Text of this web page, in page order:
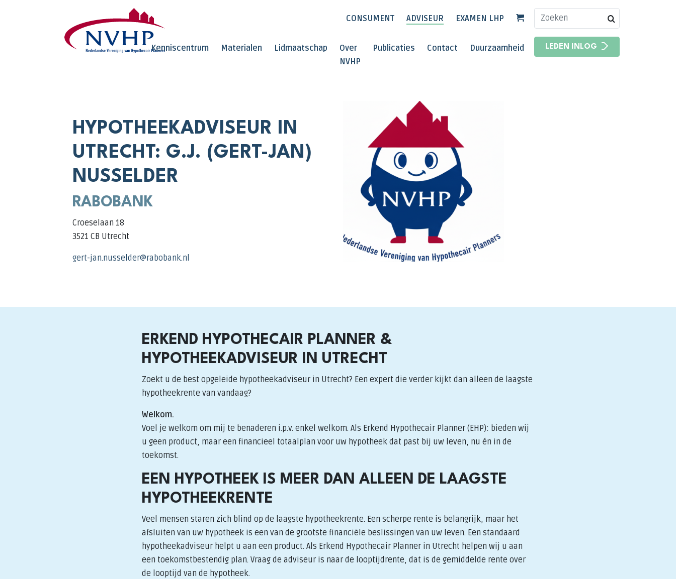
HOOFDNAVIGATIE
CONSUMENT ADVISEUR EXAMEN LHP
Kenniscentrum Materialen Lidmaatschap
Over
NVHP
Publicaties Contact Duurzaamheid LEDEN INLOG
HYPOTHEEKADVISEUR IN
UTRECHT: G.J. (GERT-JAN)
NUSSELDER
RABOBANK
Croeselaan 18
3521 CB Utrecht
gert-jan.nusselder@rabobank.nl
ERKEND HYPOTHECAIR PLANNER &
HYPOTHEEKADVISEUR IN UTRECHT
Zoekt u de best opgeleide hypotheekadviseur in Utrecht? Een expert die verder kijkt dan alleen de laagste
hypotheekrente van vandaag?
Welkom.
Voel je welkom om mij te benaderen i.p.v. enkel welkom. Als Erkend Hypothecair Planner (EHP): bieden wij
u geen product, maar een financieel totaalplan voor uw hypotheek dat past bij uw leven, nu én in de
toekomst.
EEN HYPOTHEEK IS MEER DAN ALLEEN DE LAAGSTE
HYPOTHEEKRENTE
Veel mensen staren zich blind op de laagste hypotheekrente. Een scherpe rente is belangrijk, maar het
afsluiten van uw hypotheek is een van de grootste financiële beslissingen van uw leven. Een standaard
hypotheekadviseur helpt u aan een product. Als Erkend Hypothecair Planner in Utrecht helpen wij u aan
een toekomstbestendig plan. Vraag de adviseur is naar de looptijdrente, dat is de gemiddelde rente over
de looptijd van de hypotheek.